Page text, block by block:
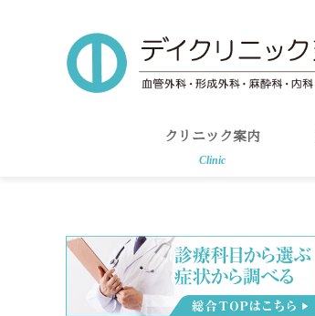
クリニック案内
Clinic